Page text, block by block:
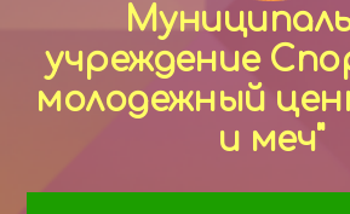
учреждение
молодежный
и меч"